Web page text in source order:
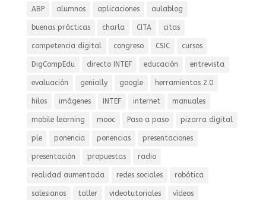
ABP alumnos aplicaciones aulablog
buenas prácticas charla CITA citas
competencia digital congreso CSIC cursos
DigCompEdu directo INTEF educación entrevista
evaluación genially google herramientas 2.0
hilos imágenes INTEF internet manuales
mobile learning mooc Paso a paso pizarra digital
ple ponencia ponencias presentaciones
presentación propuestas radio
realidad aumentada redes sociales robótica
salesianos taller videotutoriales vídeos